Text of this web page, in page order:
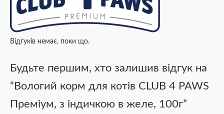
Відгуків немає, поки що.
Будьте першим, хто залишив відгук на
“Вологий корм для котів CLUB 4 PAWS
Преміум, з індичкою в желе, 100г”